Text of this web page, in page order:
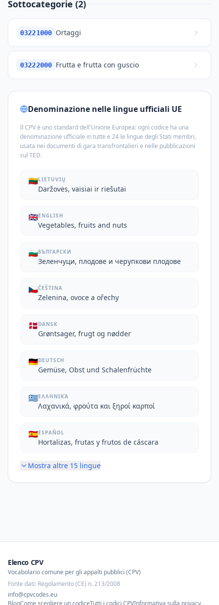
Sottocategorie (2)
03221000 Ortaggi
03222000 Frutta e frutta con guscio
Denominazione nelle lingue ufficiali UE
Il CPV è uno standard dell'Unione Europea: ogni codice ha una
denominazione ufficiale in tutte e 24 le lingue degli Stati membri,
usata nei documenti di gara transfrontalieri e nelle pubblicazioni
sul TED.
🇱🇹LIETUVIŲ
Daržovės, vaisiai ir riešutai
🇬🇧ENGLISH
Vegetables, fruits and nuts
🇧🇬БЪЛГАРСКИ
Зеленчуци, плодове и черупкови плодове
🇨🇿ČEŠTINA
Zelenina, ovoce a ořechy
🇩🇰 DANSK
Grøntsager, frugt og nødder
🇩🇪DEUTSCH
Gemüse, Obst und Schalenfrüchte
🇬🇷ΕΛΛΗΝΙΚΆ
Λαχανικά, φρούτα και ξηροί καρποί
🇪🇸ESPAÑOL
Hortalizas, frutas y frutos de cáscara
Mostra altre 15 lingue
Elenco CPV
Vocabolario comune per gli appalti pubblici (CPV)
Fonte dati: Regolamento (CE) n. 213/2008
info@cpvcodes.eu
BlogCome scegliere un codiceTutti i codici CPVInformativa sulla privacy